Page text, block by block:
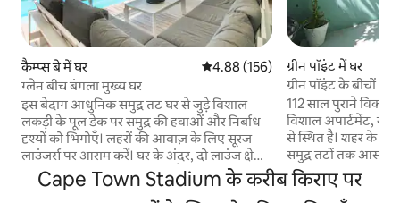
कैम्प्स बे में घर औसत रेटिंग 5 में से 4.88, 156 समीक्षाएँ
4.88 (156)
ग्लेन बीच बंगला मुख्य घर
इस बेदाग आधुनिक समुद्र तट घर से जुड़े विशाल
लकड़ी के पूल डेक पर समुद्र की हवाओं और निर्बाध
दृश्यों को भिगोएँ। लहरों की आवाज़ के लिए सूरज
लाउंजर्स पर आराम करें। घर के अंदर, दो लाउंज क्षेत्रों
के ओपन - प्लान लिविंग स्पेस में फैलाएं - रसोई और
डाइनिंग रूम क्षेत्रों के लिए खुली योजना। समुद्र तट घर
ग्रीन पॉइंट में घर
ग्रीन पॉइंट के बीचों -
112 साल पुराने
विशाल अपार्टमेंट, जो
से स्थित है। शहर के
समुद्र तटों तक आसान
V&A वॉटरफ़्रंट और
छोटी - सी सैर करें।
Cape Town Stadium के करीब किराए पर